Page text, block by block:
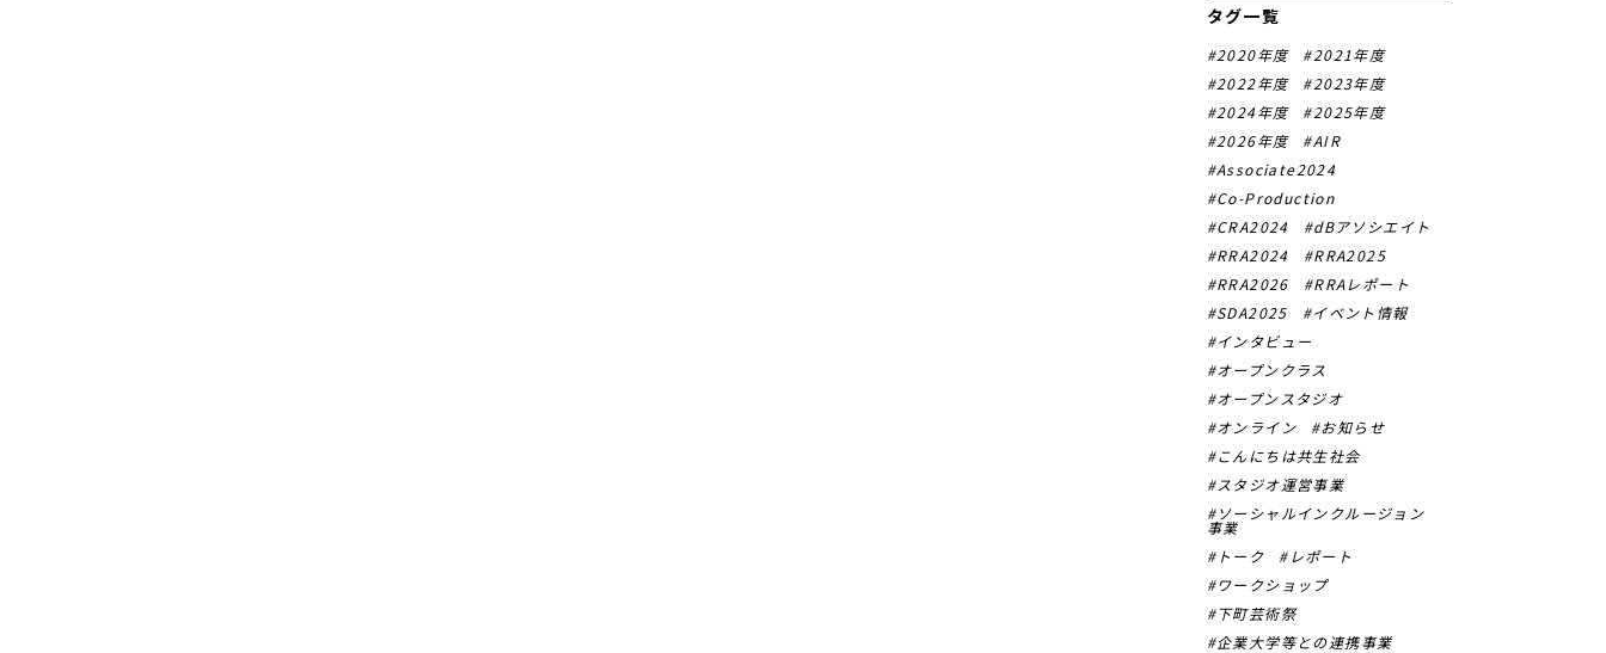
タグ一覧
2020年度
2021年度
2022年度
2023年度
2024年度
2025年度
2026年度
AIR
Associate2024
Co-Production
CRA2024
dBアソシエイト
RRA2024
RRA2025
RRA2026
RRAレポート
SDA2025
イベント情報
インタビュー
オープンクラス
オープンスタジオ
オンライン
お知らせ
こんにちは共生社会
スタジオ運営事業
ソーシャルインクルージョン
事業
トーク
レポート
ワークショップ
下町芸術祭
企業大学等との連携事業